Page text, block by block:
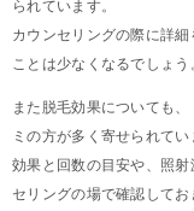
られています。
カウンセリングの際に詳
ことは少なくなるでしょう
また脱毛効果についても
ミの方が多く寄せられてい
効果と回数の目安や、照
セリングの場で確認してお